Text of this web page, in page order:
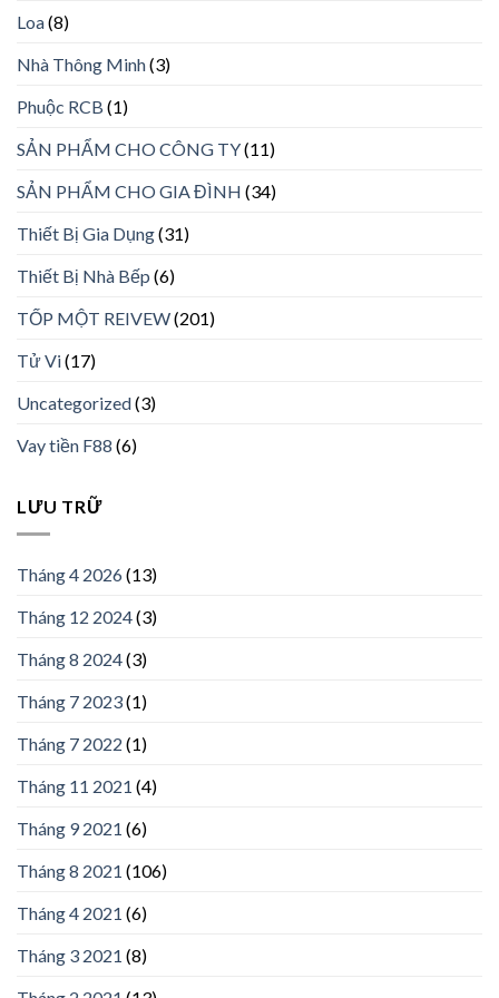
Loa(8)
Nhà Thông Minh(3)
Phuộc RCB (1)
SẢN PHẨM CHO CÔNG TY(11)
SẢN PHẨM CHO GIA ĐÌNH (34)
Thiết Bị Gia Dụng(31)
Thiết Bị Nhà Bếp (6)
TỐP MỘT REIVEW(201)
Tử Vi(17)
Uncategorized(3)
Vay tiền F88 (6)
LƯU TRỮ
Tháng 4 2026(13)
Tháng 12 2024(3)
Tháng 8 2024(3)
Tháng 7 2023(1)
Tháng 7 2022 (1)
Tháng 11 2021 (4)
Tháng 9 2021 (6)
Tháng 8 2021 (106)
Tháng 4 2021 (6)
Tháng 3 2021 (8)